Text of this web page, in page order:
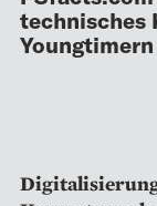
technisches